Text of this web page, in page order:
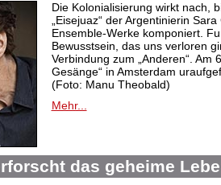
Die Kolonialisierung wirkt nach,
„Eisejuaz“ der Argentinierin
Ensemble-Werke komponiert.
Bewusstsein, das uns verloren
Verbindung zum „Anderen“. Am
Gesänge“ in Amsterdam
(Foto: Manu Theobald)
Mehr...
das geheime